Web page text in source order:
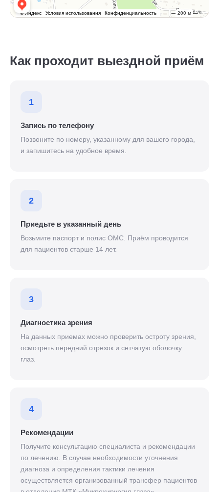
Как проходит выездной приём
1
Запись по телефону
Позвоните по номеру, указанному для вашего города,
и запишитесь на удобное время.
2
Приедьте в указанный день
Возьмите паспорт и полис ОМС. Приём проводится
для пациентов старше 14 лет.
3
Диагностика зрения
На данных приемах можно проверить остроту зрения,
осмотреть передний отрезок и сетчатую оболочку
глаз.
4
Рекомендации
Получите консультацию специалиста и рекомендации
по лечению. В случае необходимости уточнения
диагноза и определения тактики лечения
осуществляется организованный трансфер пациентов